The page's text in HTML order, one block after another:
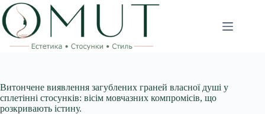
Перейти
до
вмісту
Витончене виявлення загублених граней власної душі у
сплетінні стосунків: вісім мовчазних компромісів, що
розкривають істину.